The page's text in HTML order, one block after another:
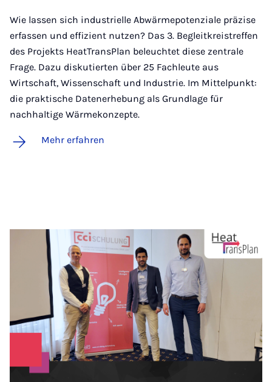
Wie lassen sich industrielle Abwärmepotenziale präzise
erfassen und effizient nutzen? Das 3. Begleitkreistreffen
des Projekts HeatTransPlan beleuchtet diese zentrale
Frage. Dazu diskutierten über 25 Fachleute aus
Wirtschaft, Wissenschaft und Industrie. Im Mittelpunkt:
die praktische Datenerhebung als Grundlage für
nachhaltige Wärmekonzepte.
Mehr erfahren